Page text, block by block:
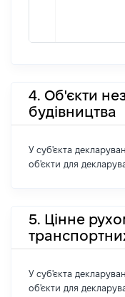
4. Об'єкти
будівництва
У суб'єкта
об'єкти для
5. Цінне
У суб'єкта
об'єкти для